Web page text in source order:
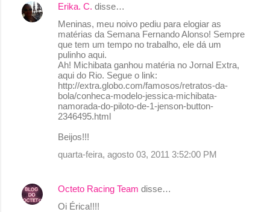
C
Erika. C. disse…
Meninas, meu noivo pediu para elogiar as
matérias da Semana Fernando Alonso! Sempre
que tem um tempo no trabalho, ele dá um
pulinho aqui.
Ah! Michibata ganhou matéria no Jornal Extra,
aqui do Rio. Segue o link:
http://extra.globo.com/famosos/retratos-da-
bola/conheca-modelo-jessica-michibata-
namorada-do-piloto-de-1-jenson-button-
2346495.html
Beijos!!!
quarta-feira, agosto 03, 2011 3:52:00 PM
Octeto Racing Team disse…
Oi Érica!!!!